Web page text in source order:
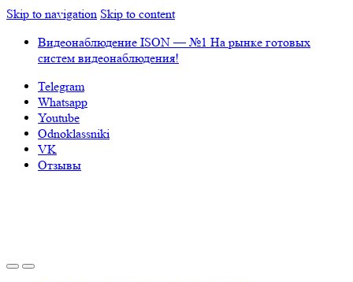
Skip to navigation Skip to content
Видеонаблюдение ISON — №1 На рынке готовых
систем видеонаблюдения!
Telegram
Whatsapp
Youtube
Odnoklassniki
VK
Отзывы